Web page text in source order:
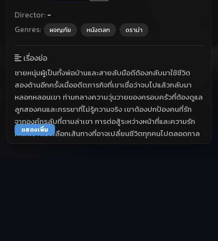
Director: -
Genres:
ผจญภัย หนังตลก ดราม่า
เรื่องย่อ
ชายหนุ่มผู้เป็นทั้งพ่อบ้านและสายลับมือดีต้องกลับมาใช้ชีวิต
สองด้านอีกครั้งเมื่ออดีตภารกิจที่เขาเชื่อว่าจบไปแล้วกลับมา
หลอกหลอนเขา ท่ามกลางความวุ่นวายของครอบครัวที่ต้องดูแล
ลูกสองคนและภรรยาที่ไม่รู้ความจริง เขาต้องปกป้องคนที่รัก
จากองค์กรลับที่ตามล่าเขา การต่อสู้ระหว่างหน้าที่และความรัก
ทำให้เขาต้องเลือกเส้นทางที่อาจเปลี่ยนชีวิตทุกคนไปตลอดกาล
แสดงเพิ่ม